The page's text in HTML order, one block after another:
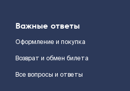
Важные ответы
Оформление и покупка
Возврат и обмен билета
Все вопросы и ответы